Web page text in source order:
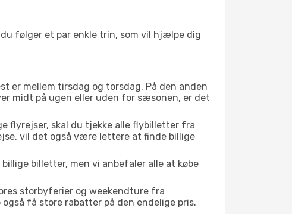
følger et par enkle trin, som vil hjælpe dig
er mellem tirsdag og torsdag. På den anden
midt på ugen eller uden for sæsonen, er det
flyrejser, skal du tjekke alle flybilletter fra
vil det også være lettere at finde billige
billetter, men vi anbefaler alle at købe
storbyferier og weekendture fra
få store rabatter på den endelige pris.